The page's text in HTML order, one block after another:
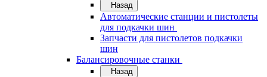
Назад
Автоматические станции и пистолеты
для подкачки шин
Запчасти для пистолетов подкачки
шин
Балансировочные станки
Назад